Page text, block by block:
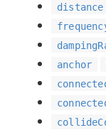
distance
anchor